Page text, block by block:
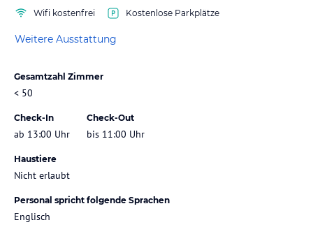
Wifi kostenfrei Kostenlose Parkplätze
Weitere Ausstattung
Gesamtzahl Zimmer
< 50
Check-In
ab 13:00 Uhr
Check-Out
bis 11:00 Uhr
Haustiere
Nicht erlaubt
Personal spricht folgende Sprachen
Englisch